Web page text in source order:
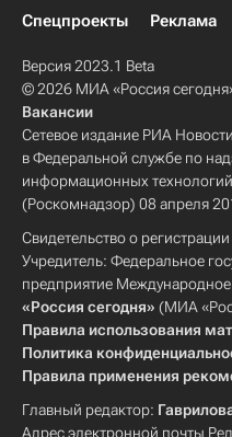
Спецпроекты
Реклама
Версия 2023.1 Beta
© 2026 МИА «Россия
Вакансии
Сетевое издание РИА
в Федеральной службе по
информационных
(Роскомнадзор) 08 апреля
Свидетельство о
Учредитель: Федеральное
предприятие
«Россия сегодня» (МИА
Правила использования
Политика
Правила применения
Главный редактор:
Адрес электронной почты